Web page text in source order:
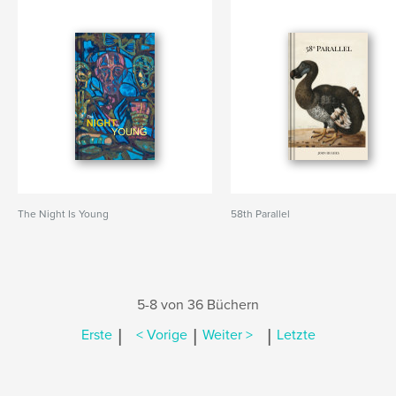
The Night Is Young 58th Parallel
5-8 von 36 Büchern
Erste | < Vorige | Weiter > | Letzte